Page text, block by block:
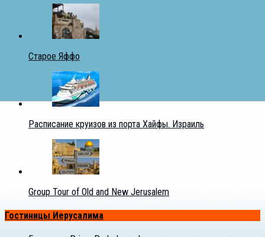
Старое Яффо
Расписание круизов из порта Хайфы. Израиль
Group Tour of Old and New Jerusalem
Гостиницы Иерусалима